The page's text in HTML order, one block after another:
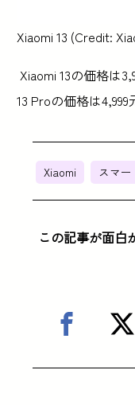
Xiaomi 13 (Credit:
Xiaomi 13の価格は
13 Proの価格は
Xiaomi スマ
この記事が面白